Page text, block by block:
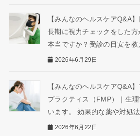
【みんなのヘルスケアQ&A
長期に視力チェックをした
本当ですか？受診の目安を教
2026年6月29日
【みんなのヘルスケアQ&A
プラクティス（FMP）｜生
います。 効果的な薬や対処
2026年6月22日